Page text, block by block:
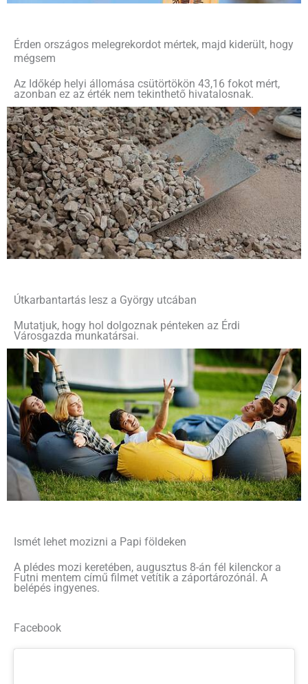
Érden országos melegrekordot mértek, majd kiderült, hogy
mégsem
Az Időkép helyi állomása csütörtökön 43,16 fokot mért,
azonban ez az érték nem tekinthető hivatalosnak.
Útkarbantartás lesz a György utcában
Mutatjuk, hogy hol dolgoznak pénteken az Érdi
Városgazda munkatársai.
Ismét lehet mozizni a Papi földeken
A plédes mozi keretében, augusztus 8-án fél kilenckor a
Futni mentem című filmet vetítik a záportározónál. A
belépés ingyenes.
Facebook